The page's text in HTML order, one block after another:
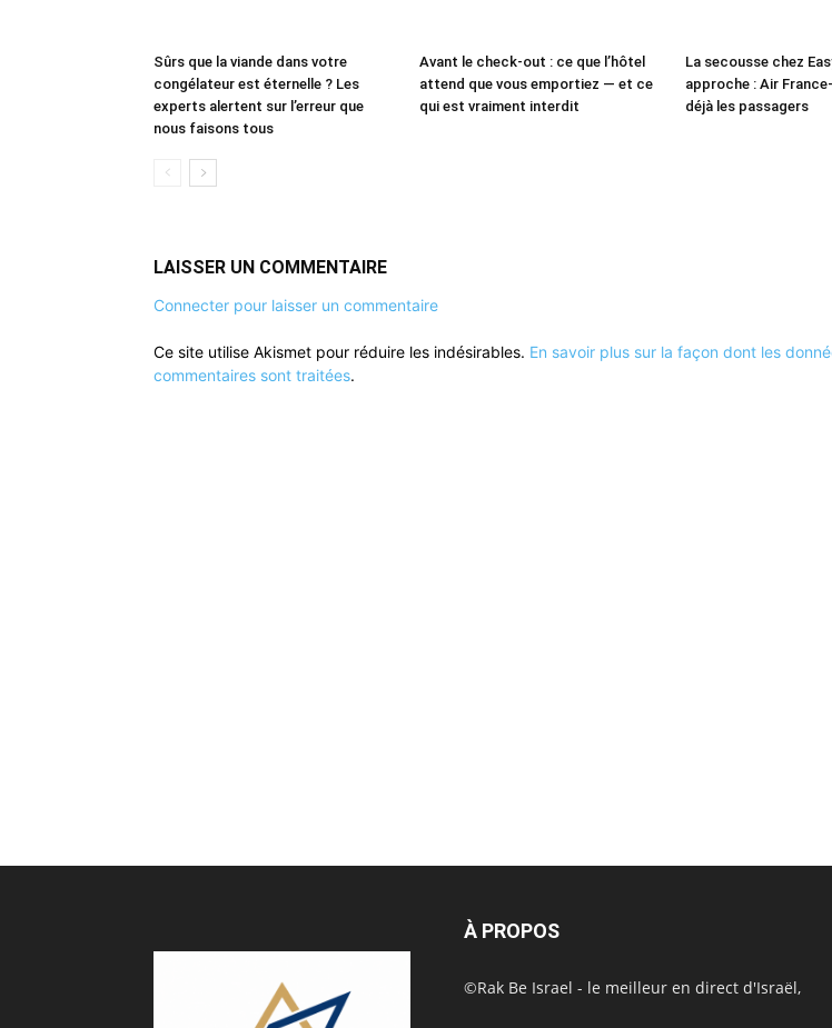
Sûrs que la viande dans votre
congélateur est éternelle ? Les
experts alertent sur l’erreur que
nous faisons tous
Avant le check-out : ce que l’hôtel
attend que vous emportiez — et ce
qui est vraiment interdit
La secousse chez
approche : Air
déjà les passagers
LAISSER UN COMMENTAIRE
Connecter pour laisser un commentaire
Ce site utilise Akismet pour réduire les indésirables. En savoir plus sur la façon dont les
commentaires sont traitées.
À PROPOS
©Rak Be Israel - le meilleur en direct d'Israël,